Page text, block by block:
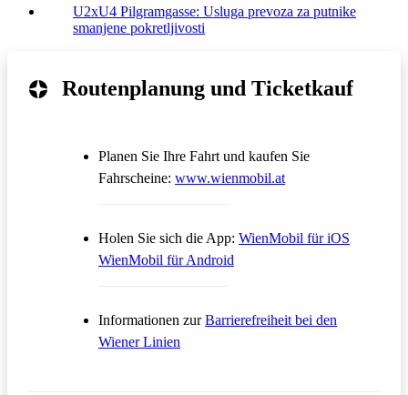
U2xU4 Pilgramgasse: Usluga prevoza za putnike
smanjene pokretljivosti
Routenplanung und Ticketkauf
Planen Sie Ihre Fahrt und kaufen Sie
Fahrscheine: www.wienmobil.atÖffnet in einem
Holen Sie sich die App: WienMobil für iOS
WienMobil für Android
Informationen zurBarrierefreiheit bei den
Wiener Linien